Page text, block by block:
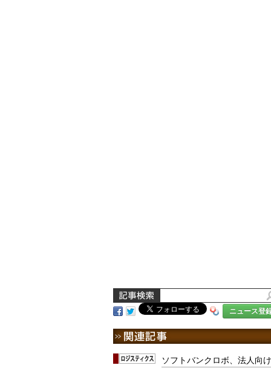
ニュース登
ソフトバンクロボ、法人向